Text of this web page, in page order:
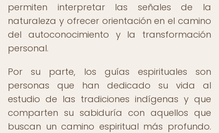
permiten interpretar las señales de la
naturaleza y ofrecer orientación en el camino
del autoconocimiento y la transformación
personal.
Por su parte, los guías espirituales son
personas que han dedicado su vida al
estudio de las tradiciones indígenas y que
comparten su sabiduría con aquellos que
buscan un camino espiritual más profundo.